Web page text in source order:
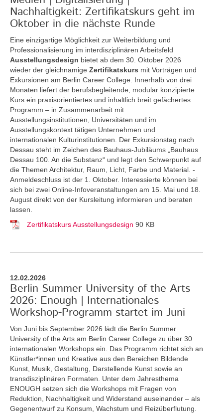
Nachhaltigkeit: Zertifikatskurs geht im
Oktober in die nächste Runde
Eine einzigartige Möglichkeit zur Weiterbildung und
Professionalisierung im interdisziplinären Arbeitsfeld
Ausstellungsdesign bietet ab dem 30. Oktober 2026
wieder der gleichnamige Zertifikatskurs mit Vorträgen und
Exkursionen am Berlin Career College. Innerhalb von drei
Monaten liefert der berufsbegleitende, modular konzipierte
Kurs ein praxisorientiertes und inhaltlich breit gefächertes
Programm – in Zusammenarbeit mit
Ausstellungsinstitutionen, Universitäten und im
Ausstellungskontext tätigen Unternehmen und
internationalen Kulturinstitutionen. Der Exkursionstag nach
Dessau steht im Zeichen des Bauhaus-Jubiläums „Bauhaus
Dessau 100. An die Substanz“ und legt den Schwerpunkt auf
die Themen Architektur, Raum, Licht, Farbe und Material. -
Anmeldeschluss ist der 1. Oktober. Interessierte können bei
sich bei zwei Online-Infoveranstaltungen am 15. Mai und 18.
August direkt von der Kursleitung informieren und beraten
lassen.
Zertifikatskurs Ausstellungsdesign 90 KB
12.02.2026
Berlin Summer University of the Arts
2026: Enough | Internationales
Workshop-Programm startet im Juni
Von Juni bis September 2026 lädt die Berlin Summer
University of the Arts am Berlin Career College zu über 30
internationalen Workshops ein. Das Programm richtet sich an
Künstler*innen und Kreative aus den Bereichen Bildende
Kunst, Musik, Gestaltung, Darstellende Kunst sowie an
transdisziplinären Formaten. Unter dem Jahresthema
ENOUGH setzen sich die Workshops mit Fragen von
Reduktion, Nachhaltigkeit und Widerstand auseinander – als
Gegenentwurf zu Konsum, Wachstum und Reizüberflutung.